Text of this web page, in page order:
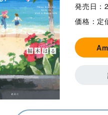
発売日：
価格： 定